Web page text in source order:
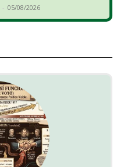
- 05/08/2026